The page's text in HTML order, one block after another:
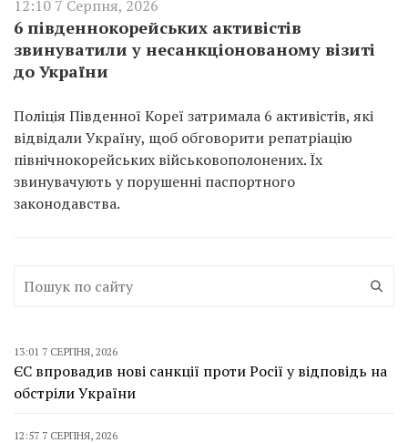
12:10 7 Серпня, 2026
6 південнокорейських активістів
звинуватили у несанкціонованому візиті
до України
Поліція Південної Кореї затримала 6 активістів, які
відвідали Україну, щоб обговорити репатріацію
північнокорейських військовополонених. Їх
звинувачують у порушенні паспортного
законодавства.
13:01 7 СЕРПНЯ, 2026
ЄС впровадив нові санкції проти Росії у відповідь на
обстріли України
12:57 7 СЕРПНЯ, 2026